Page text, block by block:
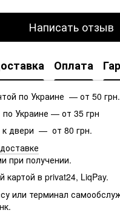
Написать отзыв
Оплата
по Украине — от 50 грн.
Украине — от 35 грн
к двери — от 80 грн.
при получении.
картой в privat24, LiqPay.
или терминал